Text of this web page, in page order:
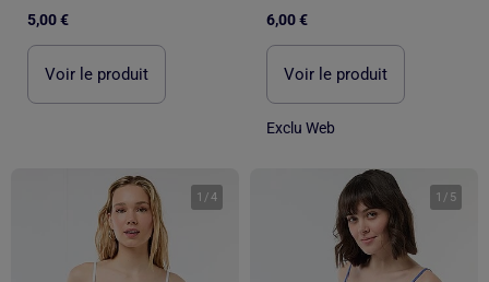
5,00 €
Voir le produit
6,00 €
Voir le produit
Exclu Web
1 /4 1 / 5